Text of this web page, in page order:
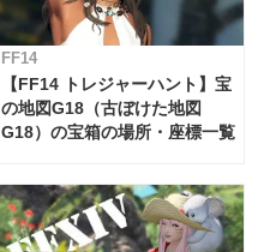
FF14
【FF14 トレジャーハント】宝
の地図G18（古ぼけた地図
G18）の宝箱の場所・座標一覧